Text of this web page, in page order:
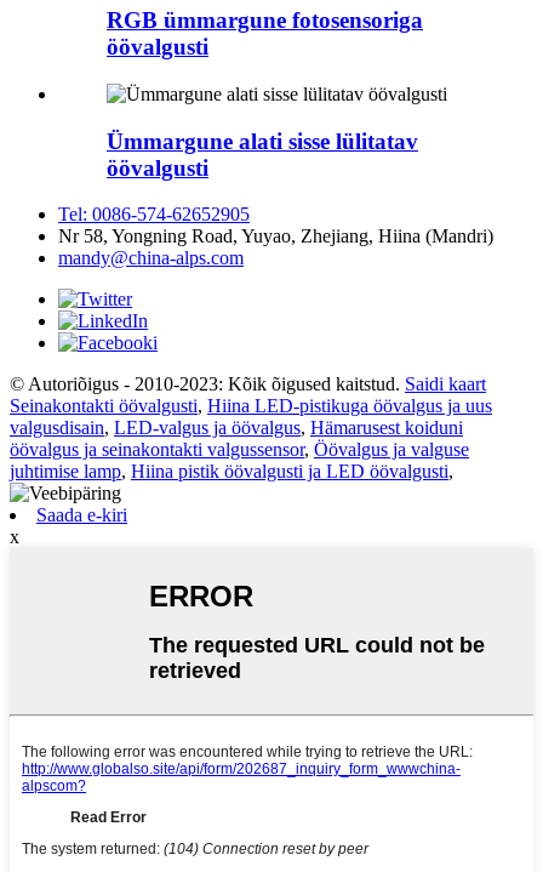
RGB ümmargune fotosensoriga
öövalgusti
Ümmargune alati sisse lülitatav
öövalgusti
Tel: 0086-574-62652905
Nr 58, Yongning Road, Yuyao, Zhejiang, Hiina (Mandri)
mandy@china-alps.com
© Autoriõigus - 2010-2023: Kõik õigused kaitstud. Saidi kaart
Seinakontakti öövalgusti, Hiina LED-pistikuga öövalgus ja uus
valgusdisain, LED-valgus ja öövalgus, Hämarusest koiduni
öövalgus ja seinakontakti valgussensor, Öövalgus ja valguse
juhtimise lamp, Hiina pistik öövalgusti ja LED öövalgusti,
Saada e-kiri
x